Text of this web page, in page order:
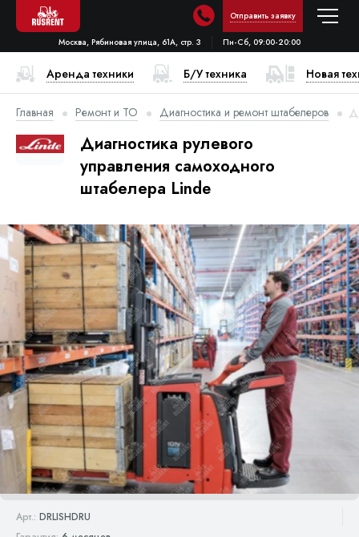
Отправить заявку
Москва, Рябиновая улица, 61А, стр. 3 Пн-Сб, 09:00-20:00
Аренда техники Б/У техника Новая
Главная Ремонт и ТО Диагностика и ремонт штабелеров
Диагностика рулевого
управления самоходного
штабелера Linde
Арт.: DRLISHDRU